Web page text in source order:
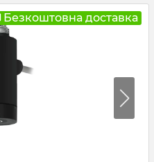
Безкоштовна доставка